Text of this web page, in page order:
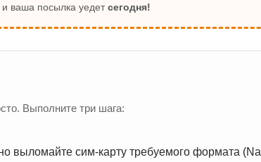
ваша посылка уедетсегодня!
Выполните три шага:
выломайте сим-карту требуемого формата